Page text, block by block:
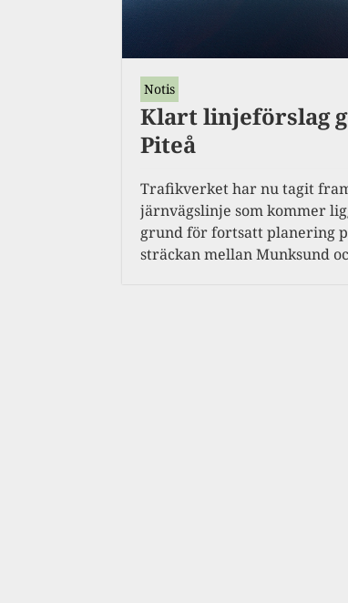
Notis
Klart linjeförslag
Piteå
Trafikverket har nu tagit
järnvägslinje som kommer
grund för fortsatt planering
sträckan mellan Munksund